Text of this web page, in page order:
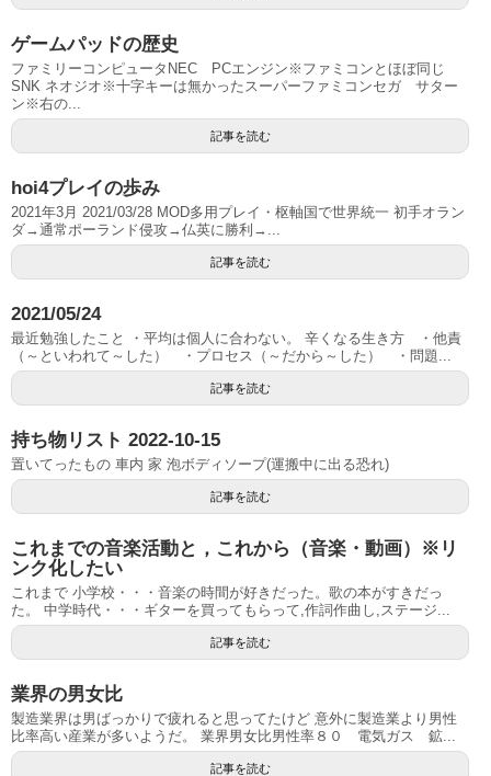
ゲームパッドの歴史
ファミリーコンピュータNEC PCエンジン※ファミコンとほぼ同じ
SNK ネオジオ※十字キーは無かったスーパーファミコンセガ サター
ン※右の...
記事を読む
hoi4プレイの歩み
2021年3月 2021/03/28 MOD多用プレイ・枢軸国で世界統一 初手オラン
ダ→通常ポーランド侵攻→仏英に勝利→...
記事を読む
2021/05/24
最近勉強したこと ・平均は個人に合わない。 辛くなる生き方 ・他責
（～といわれて～した） ・プロセス（～だから～した） ・問題...
記事を読む
持ち物リスト 2022-10-15
置いてったもの 車内 家 泡ボディソープ(運搬中に出る恐れ)
記事を読む
これまでの音楽活動と，これから（音楽・動画）※リ
ンク化したい
これまで 小学校・・・音楽の時間が好きだった。歌の本がすきだっ
た。 中学時代・・・ギターを買ってもらって,作詞作曲し,ステージ...
記事を読む
業界の男女比
製造業界は男ばっかりで疲れると思ってたけど 意外に製造業より男性
比率高い産業が多いようだ。 業界男女比男性率８０ 電気ガス 鉱...
記事を読む